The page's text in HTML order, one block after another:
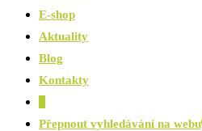
E-shop
Aktuality
Blog
Kontakty
Přepnout vyhledávání na webu